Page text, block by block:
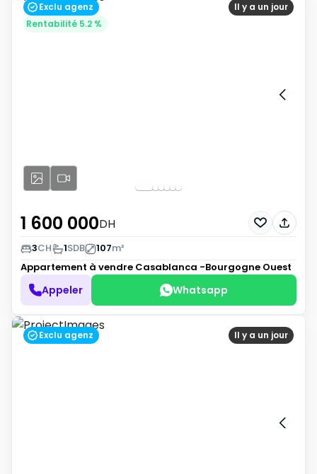
Il y a un jour
Exclu agenz
Rentabilité 5.2 %
1 600 000DH
3CH 1SDB 107m²
Appartement à vendre Casablanca -Bourgogne Ouest
Appeler Whatsapp
Il y a un jour
Exclu agenz